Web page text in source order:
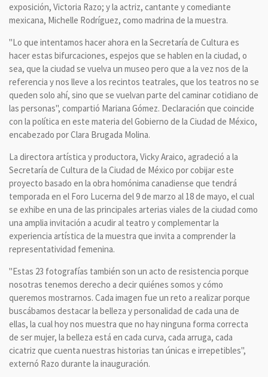
exposición, Victoria Razo; y la actriz, cantante y comediante
mexicana, Michelle Rodríguez, como madrina de la muestra.
"Lo que intentamos hacer ahora en la Secretaría de Cultura es
hacer estas bifurcaciones, espejos que se hablen en la ciudad, o
sea, que la ciudad se vuelva un museo pero que a la vez nos de la
referencia y nos lleve a los recintos teatrales, que los teatros no se
queden solo ahí, sino que se vuelvan parte del caminar cotidiano de
las personas", compartió Mariana Gómez. Declaración que coincide
con la política en este materia del Gobierno de la Ciudad de México,
encabezado por Clara Brugada Molina.
La directora artística y productora, Vicky Araico, agradeció a la
Secretaría de Cultura de la Ciudad de México por cobijar este
proyecto basado en la obra homónima canadiense que tendrá
temporada en el Foro Lucerna del 9 de marzo al 18 de mayo, el cual
se exhibe en una de las principales arterias viales de la ciudad como
una amplia invitación a acudir al teatro y complementar la
experiencia artística de la muestra que invita a comprender la
representatividad femenina.
"Estas 23 fotografías también son un acto de resistencia porque
nosotras tenemos derecho a decir quiénes somos y cómo
queremos mostrarnos. Cada imagen fue un reto a realizar porque
buscábamos destacar la belleza y personalidad de cada una de
ellas, la cual hoy nos muestra que no hay ninguna forma correcta
de ser mujer, la belleza está en cada curva, cada arruga, cada
cicatriz que cuenta nuestras historias tan únicas e irrepetibles",
externó Razo durante la inauguración.